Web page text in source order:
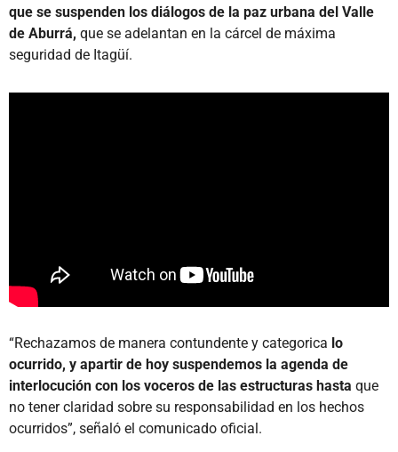
que se suspenden los diálogos de la paz urbana del Valle
de Aburrá, que se adelantan en la cárcel de máxima
seguridad de Itagüí.
“Rechazamos de manera contundente y categorica lo
ocurrido, y apartir de hoy suspendemos la agenda de
interlocución con los voceros de las estructuras hasta que
no tener claridad sobre su responsabilidad en los hechos
ocurridos”, señaló el comunicado oficial.